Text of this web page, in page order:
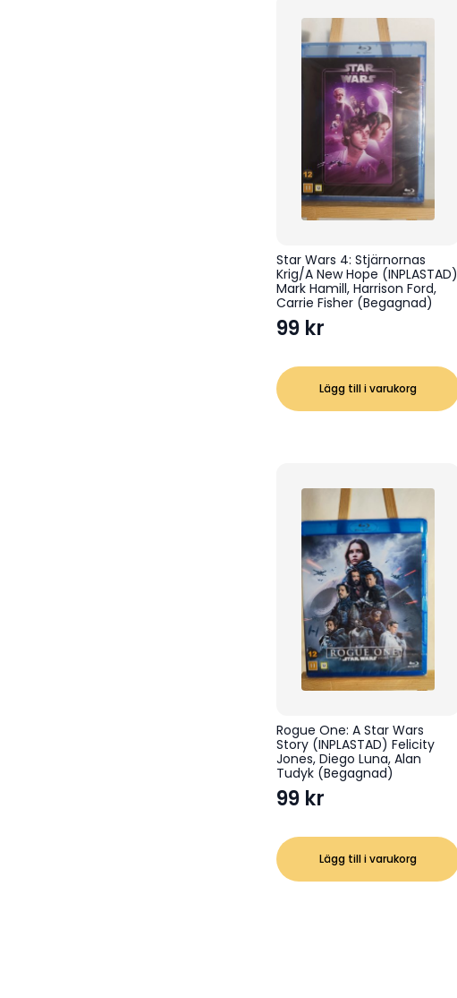
Star Wars 4: Stjärnornas
Krig/A New Hope (INPLASTAD)
Mark Hamill, Harrison Ford,
Carrie Fisher (Begagnad)
99 kr
Lägg till i varukorg
Rogue One: A Star Wars
Story (INPLASTAD) Felicity
Jones, Diego Luna, Alan
Tudyk (Begagnad)
99 kr
Lägg till i varukorg